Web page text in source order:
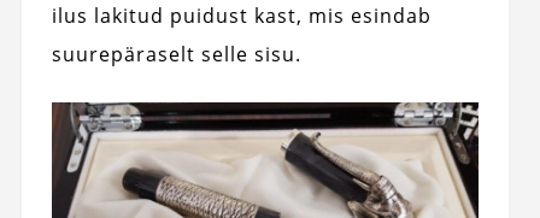
ilus lakitud puidust kast, mis esindab
suurepäraselt selle sisu.